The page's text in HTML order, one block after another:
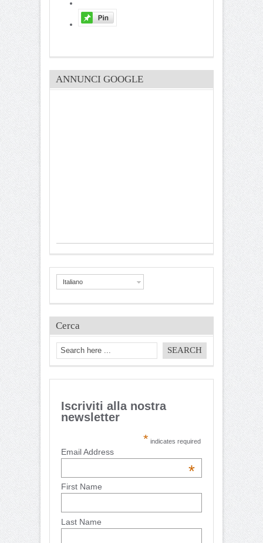
ANNUNCI GOOGLE
Italiano
Cerca
Iscriviti alla nostra
newsletter
* indicates required
Email Address
*
First Name
Last Name